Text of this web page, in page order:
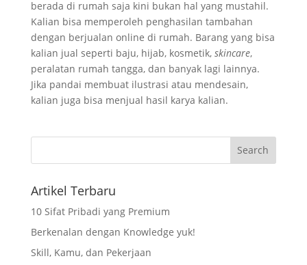
berada di rumah saja kini bukan hal yang mustahil.
Kalian bisa memperoleh penghasilan tambahan
dengan berjualan online di rumah. Barang yang bisa
kalian jual seperti baju, hijab, kosmetik, skincare,
peralatan rumah tangga, dan banyak lagi lainnya.
Jika pandai membuat ilustrasi atau mendesain,
kalian juga bisa menjual hasil karya kalian.
Artikel Terbaru
10 Sifat Pribadi yang Premium
Berkenalan dengan Knowledge yuk!
Skill, Kamu, dan Pekerjaan